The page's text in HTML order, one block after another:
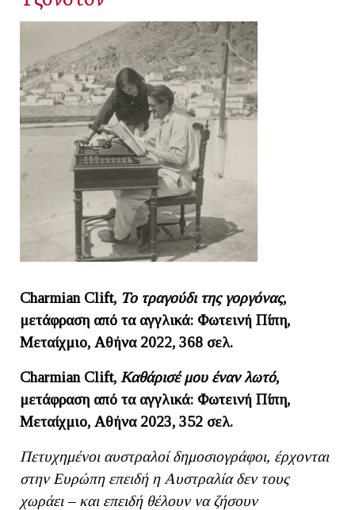
Charmian Clift, Το τραγούδι της γοργόνας,
μετάφραση από τα αγγλικά: Φωτεινή Πίπη,
Μεταίχμιο, Αθήνα 2022, 368 σελ.
Charmian Clift, Καθάρισέ μου έναν λωτό,
μετάφραση από τα αγγλικά: Φωτεινή Πίπη,
Μεταίχμιο, Αθήνα 2023, 352 σελ.
Πετυχημένοι αυστραλοί δημοσιογράφοι, έρχονται
στην Ευρώπη επειδή η Αυστραλία δεν τους
χωράει – και επειδή θέλουν να ζήσουν